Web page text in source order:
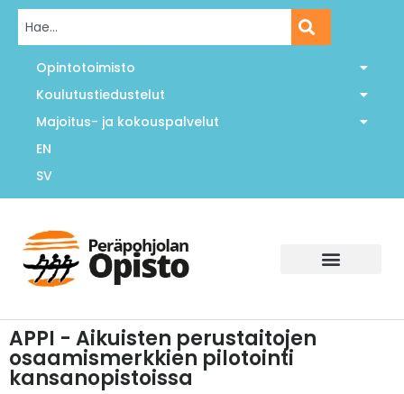
Opintotoimisto
Koulutustiedustelut
Majoitus- ja kokouspalvelut
EN
SV
APPI - Aikuisten perustaitojen
osaamismerkkien pilotointi
kansanopistoissa